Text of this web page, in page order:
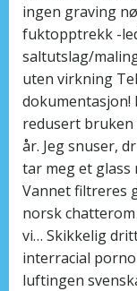
ingen graving
fuktopptrekk -
saltutslag/
uten virkning
redusert
år. Jeg snuser,
tar meg et glass
Vannet filtreres
norsk
vi… Skikkelig
interracial
luftingen